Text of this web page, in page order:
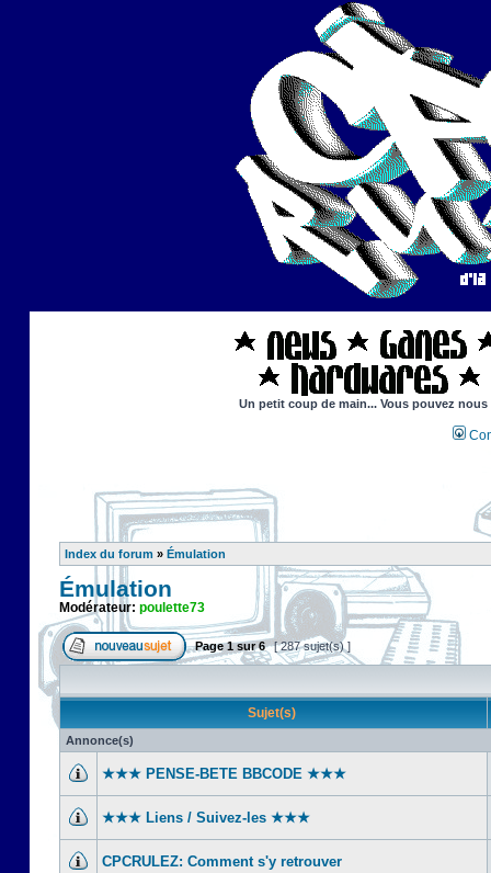
Un petit coup de main... Vous pouvez
Index du forum » Émulation
Émulation
Modérateur: poulette73
Page1sur6 [ 287 sujet(s) ]
Sujet(s)
Annonce(s)
★★★ PENSE-BETE BBCODE ★★★
★★★ Liens / Suivez-les ★★★
CPCRULEZ: Comment s'y retrouver‎